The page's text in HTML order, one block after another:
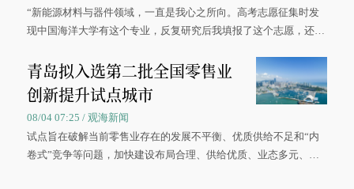
“新能源材料与器件领域，一直是我心之所向。高考志愿征集时发
现中国海洋大学有这个专业，反复研究后我填报了这个志愿，还真
大学材料科学与工程学院材料类专业的录取通知书。
青岛拟入选第二批全国零售业
创新提升试点城市
08/04 07:25 / 观海新闻
试点旨在破解当前零售业存在的发展不平衡、优质供给不足和“内
卷式”竞争等问题，加快建设布局合理、供给优质、业态多元、智